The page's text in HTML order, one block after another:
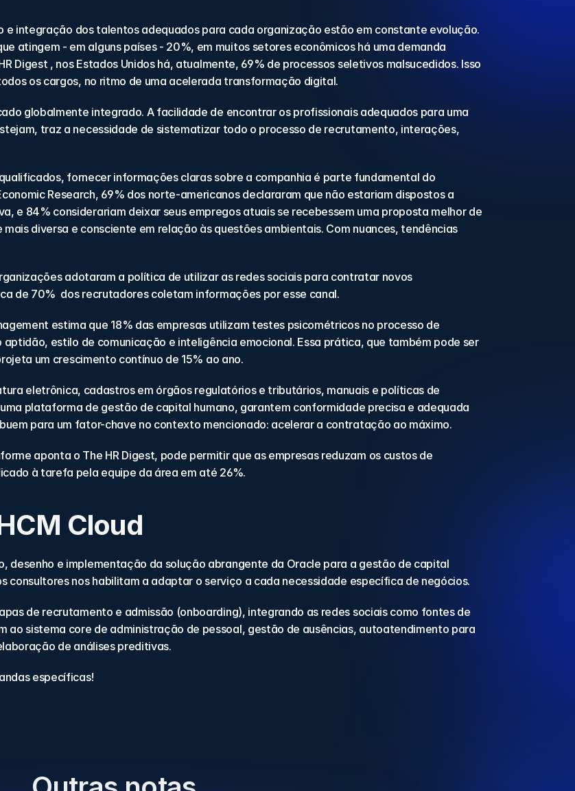
integração dos talentos adequados para cada organização estão em constante evolução.
atingem - em alguns países - 20%, em muitos setores econômicos há uma demanda
Digest , nos Estados Unidos há, atualmente, 69% de processos seletivos malsucedidos. Isso
os cargos, no ritmo de uma acelerada transformação digital.
globalmente integrado. A facilidade de encontrar os profissionais adequados para uma
traz a necessidade de sistematizar todo o processo de recrutamento, interações,
fornecer informações claras sobre a companhia é parte fundamental do
Research, 69% dos norte-americanos declararam que não estariam dispostos a
e 84% considerariam deixar seus empregos atuais se recebessem uma proposta melhor de
diversa e consciente em relação às questões ambientais. Com nuances, tendências
adotaram a política de utilizar as redes sociais para contratar novos
de 70%  dos recrutadores coletam informações por esse canal.
estima que 18% das empresas utilizam testes psicométricos no processo de
estilo de comunicação e inteligência emocional. Essa prática, que também pode ser
um crescimento contínuo de 15% ao ano.
eletrônica, cadastros em órgãos regulatórios e tributários, manuais e políticas de
plataforma de gestão de capital humano, garantem conformidade precisa e adequada
para um fator-chave no contexto mencionado: acelerar a contratação ao máximo.
aponta o The HR Digest, pode permitir que as empresas reduzam os custos de
à tarefa pela equipe da área em até 26%.
Cloud
desenho e implementação da solução abrangente da Oracle para a gestão de capital
consultores nos habilitam a adaptar o serviço a cada necessidade específica de negócios.
de recrutamento e admissão (onboarding)​, integrando as redes sociais como fontes de
ao sistema core de administração de pessoal, gestão de ausências, autoatendimento para
de análises preditivas.
específicas!